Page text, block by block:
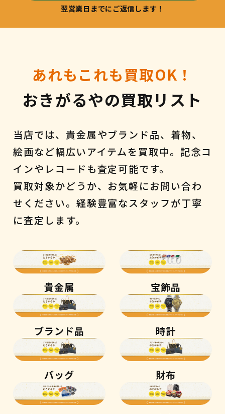
翌営業日までにご返信します！
あれもこれも買取OK！
おきがるやの買取リスト
当店では、貴金属やブランド品、着物、
絵画など幅広いアイテムを買取中。記念コ
インやレコードも査定可能です。
買取対象かどうか、お気軽にお問い合わ
せください。経験豊富なスタッフが丁寧
に査定します。
貴金属 宝飾品
ブランド品 時計
バッグ 財布